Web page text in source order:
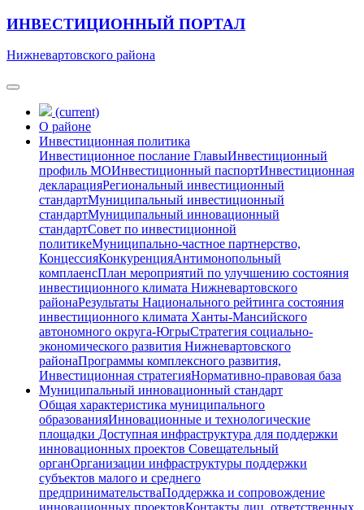
ИНВЕСТИЦИОННЫЙ ПОРТАЛ
Нижневартовского района
(current)
О районе
Инвестиционная политика
Инвестиционное послание ГлавыИнвестиционный
профиль МОИнвестиционный паспортИнвестиционная
декларацияРегиональный инвестиционный
стандартМуниципальный инвестиционный
стандартМуниципальный инновационный
стандартСовет по инвестиционной
политикеМуниципально-частное партнерство,
КонцессияКонкуренцияАнтимонопольный
комплаенсПлан мероприятий по улучшению состояния
инвестиционного климата Нижневартовского
районаРезультаты Национального рейтинга состояния
инвестиционного климата Ханты-Мансийского
автономного округа-ЮгрыСтратегия социально-
экономического развития Нижневартовского
районаПрограммы комплексного развития,
Инвестиционная стратегияНормативно-правовая база
Муниципальный инновационный стандарт
Общая характеристика муниципального
образованияИнновационные и технологические
площадки Доступная инфраструктура для поддержки
инновационных проектов Совещательный
органОрганизации инфраструктуры поддержки
субъектов малого и среднего
предпринимательстваПоддержка и сопровождение